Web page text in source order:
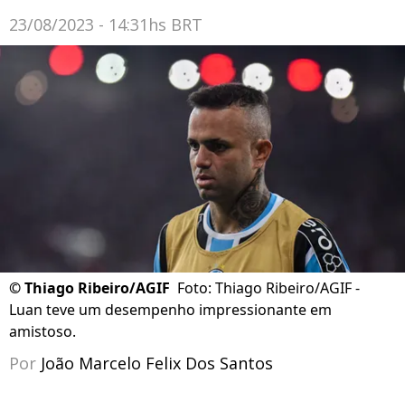
23/08/2023 - 14:31hs BRT
©Thiago Ribeiro/AGIF Foto: Thiago Ribeiro/AGIF -
Luan teve um desempenho impressionante em
amistoso.
Por João Marcelo Felix Dos Santos